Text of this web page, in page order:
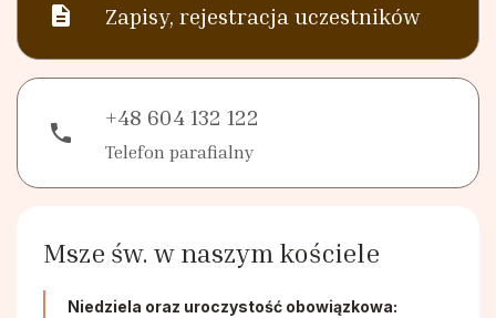
Krucjata Wyzwolenia Człowieka
Apostolstwo Pomocy Duszom Czyśćcowym
Duszpasterstwo Chorych i Samotnych
description Zapisy, rejestracja uczestników
phone
+48 604 132 122
Telefon parafialny
Msze św. w naszym kościele
Niedziela oraz uroczystość obowiązkowa: